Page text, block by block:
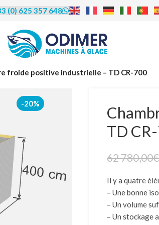
| Leasing |
LOA
proposons de vous accompagner
le crédit bail (leasing) et
avec option d’achat (LOA).
de cet accompagnement et en
les modalités, contactez-nous
par téléphone au 06 25 35 76 48.
(0) 625 357 648
froide positive industrielle – TD CR-700
-20%
TD
62 780,00€
Il y a quatre
– Une bonne
– Un volume
– Un stockage